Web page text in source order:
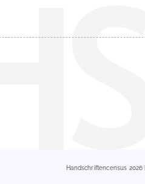
Handschriftencensus 2026 |